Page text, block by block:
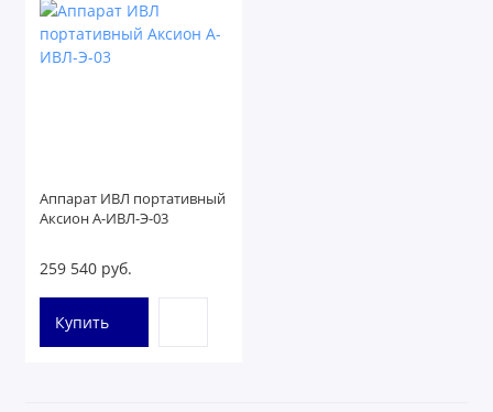
Аппарат ИВЛ портативный
Аксион А-ИВЛ-Э-03
259 540 руб.
Купить